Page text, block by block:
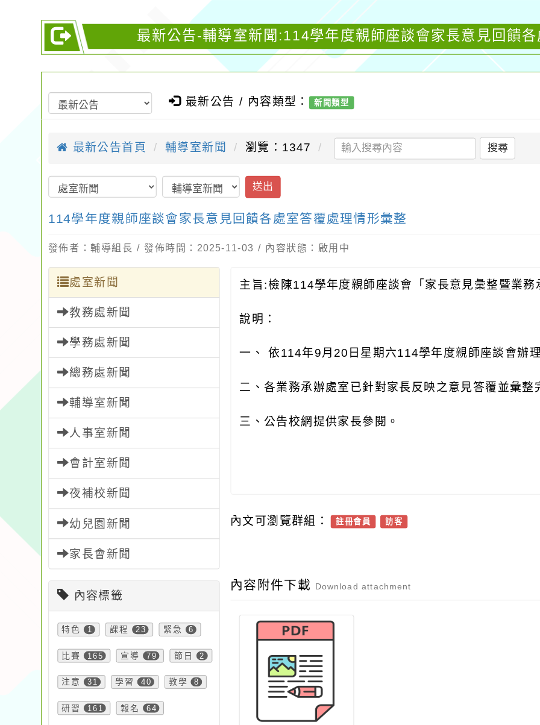
最新公告-輔導室新聞:114學年度親師座談會家長意見回饋
最新公告 / 內容類型： 新聞類型
最新公告首頁 輔導室新聞 瀏覽：1347 搜尋
送出
114學年度親師座談會家長意見回饋各處室答覆處理情形彙整
發佈者：輔導組長 / 發佈時間：2025-11-03 / 內容狀態：啟用中
處室新聞
教務處新聞
學務處新聞
總務處新聞
輔導室新聞
人事室新聞
會計室新聞
夜補校新聞
幼兒園新聞
家長會新聞
內容標籤
特色 1 課程 23 緊急 6
比賽 165 宣導 79 節日 2
注意 31 學習 40 教學 8
研習 161 報名 64
主旨:檢陳114學年度親師座談會「家長意見彙整暨業務
說明：
一、 依114年9月20日星期六114學年度親師座談會辦理
二、各業務承辦處室已針對家長反映之意見答覆並彙整
三、公告校網提供家長參閱。
內文可瀏覽群組： 註冊會員 訪客
內容附件下載 Download attachment